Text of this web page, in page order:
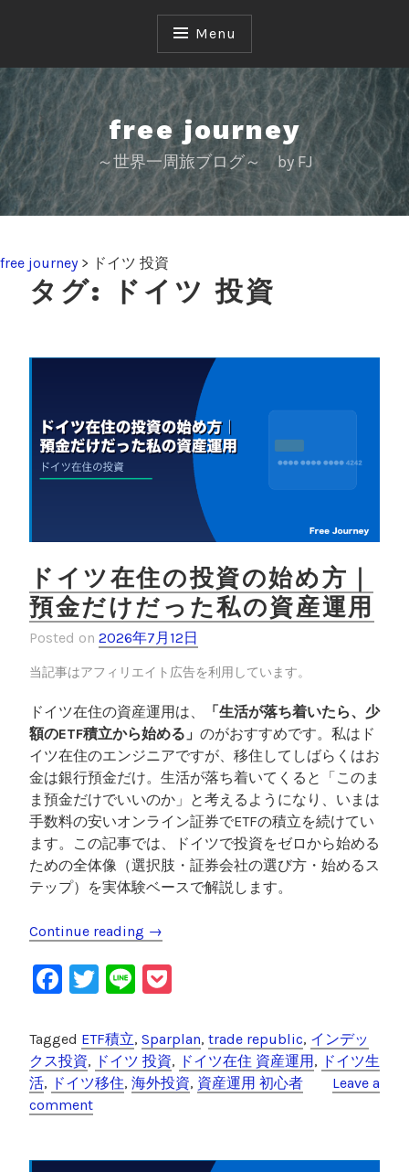
c
o
n
t
Menu
free journey
～世界一周旅ブログ～ by FJ
free journey> ドイツ 投資
タグ: ドイツ 投資
ドイツ在住の投資の始め方｜
預金だけだった私の資産運用
Posted on 2026年7月12日
当記事はアフィリエイト広告を利用しています。
ドイツ在住の資産運用は、
「生活が落ち着いたら、少
額のETF積立から始める」 のがおすすめです。私はド
イツ在住のエンジニアですが、移住してしばらくはお
金は銀行預金だけ。生活が落ち着いてくると「このま
ま預金だけでいいのか」と考えるようになり、いまは
手数料の安いオンライン証券でETFの積立を続けてい
ます。この記事では、ドイツで投資をゼロから始める
ための全体像（選択肢・証券会社の選び方・始めるス
テップ）を実体験ベースで解説します。
Continue reading “
イ
ツ
住
の
投
→
F
c
e
b
o
o
T
tt
er
Li
e
c
k
et
Tagged ETF積立, Sparplan, trade republic, インデッ
クス投資, ドイツ 投資, ドイツ在住 資産運用, ドイツ生
活, ドイツ移住, 海外投資, 資産運用 初心者
Leave a
comment